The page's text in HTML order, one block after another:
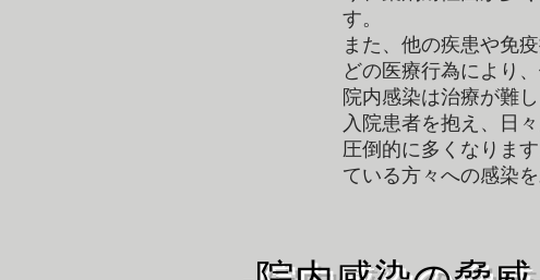
す。
また、他の疾患や免
どの医療行為により
院内感染は治療が難
入院患者を抱え、日
圧倒的に多くなりま
ている方々への感染